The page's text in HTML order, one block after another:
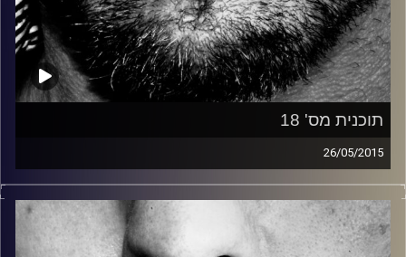
תוכנית מס' 18
26/05/2015
זיפים, מוזיקה מחוספסת של הופעות חיות. הרבה ג'אם, רוק,
בלוז, bluegrass, ג'אז, Fאנק, פרוגרסיב ואפילו אלקטרוניקה.
כל מה שחי, אמיתי ונושם.
עם שמוליק רגב.